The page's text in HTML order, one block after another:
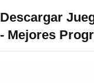
Descargar
- Mejores